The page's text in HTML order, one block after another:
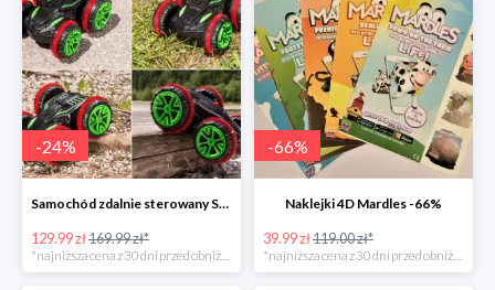
-24%
Samochód zdalnie sterowany Speed Surfer Top Shop -24%
129.99 zł169.99 zł*
-66%
Naklejki 4D Mardles -66%
39.99 zł119.00 zł*